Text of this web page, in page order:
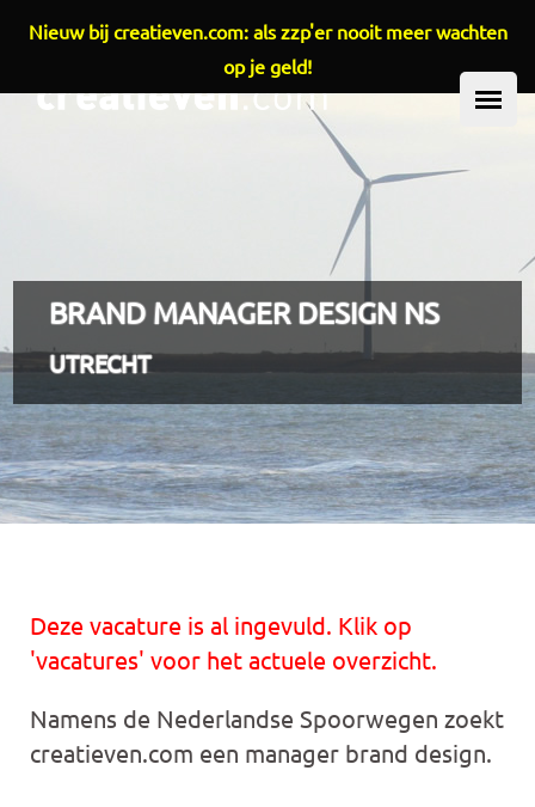
Overslaan en naar de inhoud gaan
BRAND MANAGER DESIGN NS
UTRECHT
Deze vacature is al ingevuld. Klik op
'vacatures' voor het actuele overzicht.
Namens de Nederlandse Spoorwegen zoekt
creatieven.com een manager brand design.
Nieuw bij creatieven.com: als zzp'er nooit meer wachten
op je geld!